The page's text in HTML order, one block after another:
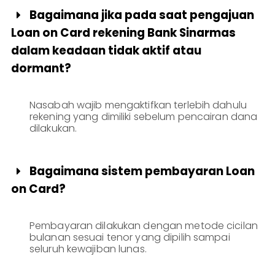

Bagaimana jika pada saat pengajuan
Loan on Card rekening Bank Sinarmas
dalam keadaan tidak aktif atau
dormant?
Nasabah wajib mengaktifkan terlebih dahulu
rekening yang dimiliki sebelum pencairan dana
dilakukan.

Bagaimana sistem pembayaran Loan
on Card?
Pembayaran dilakukan dengan metode cicilan
bulanan sesuai tenor yang dipilih sampai
seluruh kewajiban lunas.